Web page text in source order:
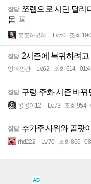
잡담 쪼렙으로 시던 달리
몹
훈훈하군혀 Lv.50 조회
잡담 2시즌에 복귀하려고
잉여인간 Lv.62 조회 614
잡담 구렁 주화 시즌 바
콩콩이12 Lv.73 조회 954
잡담 추가주사위와 골팟
rhd222 Lv.70 조회 866
와우 설정 캐릭터별
AD